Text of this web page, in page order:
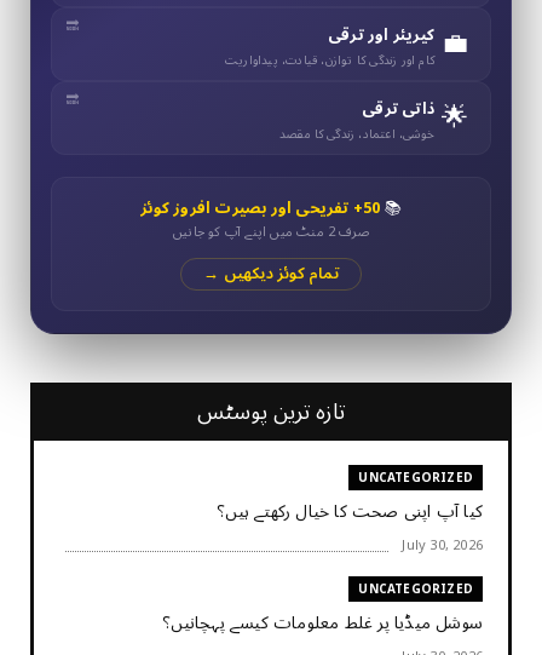
💼 کیریئر اور ترقی
کام اور زندگی کا توازن، قیادت، پیداواریت
🌟 ذاتی ترقی
خوشی، اعتماد، زندگی کا مقصد
📚50+ تفریحی اور بصیرت افروز کوئز
صرف 2 منٹ میں اپنے آپ کو جانیں
تمام کوئز دیکھیں →
تازہ ترین پوسٹس
UNCATEGORIZED
کیا آپ اپنی صحت کا خیال رکھتے ہیں؟
July 30, 2026
UNCATEGORIZED
سوشل میڈیا پر غلط معلومات کیسے پہچانیں؟